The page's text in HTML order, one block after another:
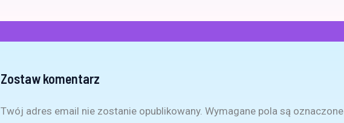
Zostaw komentarz
Twój adres email nie zostanie opublikowany. Wymagane pola są oznaczone